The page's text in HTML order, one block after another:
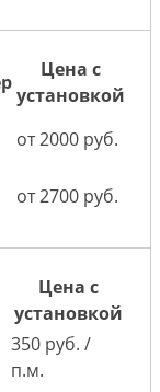
Цена с
установкой
от 2000 руб.
от 2700 руб.
Цена с
установкой
350 руб. /
п.м.